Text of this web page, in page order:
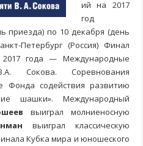
ий на 2017
год
приезда) по 10 декабря (день
Петербург (Россия) Финал
года — Международные
Сокова. Соревнования
Фонда содействия развитию
шашки». Международный
выиграл молниеносную
выиграл классическую
Кубка мира и юношеского